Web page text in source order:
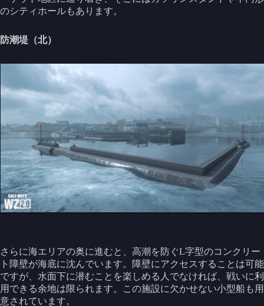
のシティホールもあります。
防潮堤（北）
さらに海エリアの奥に進むと、高潮を防ぐL字型のコンクリー
ト障壁が海底に沈んでいます。障壁にアクセスすることは可能
ですが、水面下に潜むことを楽しめる人でなければ、戦いに利
用できる余地は限られます。この施設に欠かせない小型船も用
意されています。